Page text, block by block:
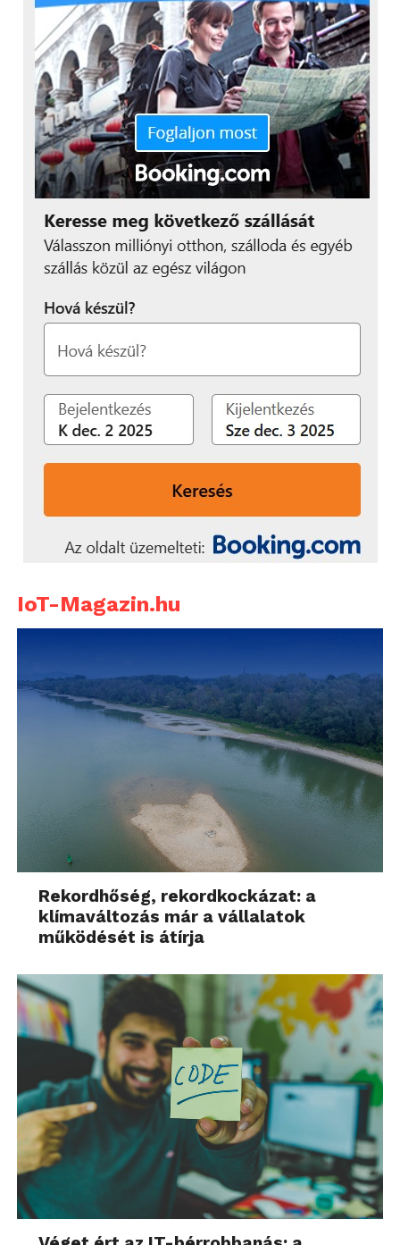
IoT-Magazin.hu
Rekordhőség, rekordkockázat: a
klímaváltozás már a vállalatok
működését is átírja